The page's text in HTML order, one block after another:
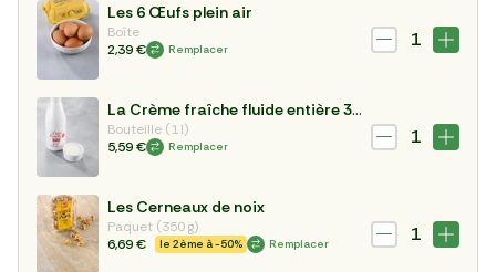
Les 6 Œufs plein air
Boîte
2,39 €
Remplacer 1
La Crème fraîche fluide entière 30% XL
Bouteille (1 l)
5,59 €
Remplacer 1
Les Cerneaux de noix
Paquet (350 g)
6,69 €
le 2ème à -50% Remplacer 1